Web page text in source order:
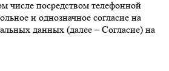
числе посредством телефонной
и однозначное согласие на
данных (далее – Согласие) на